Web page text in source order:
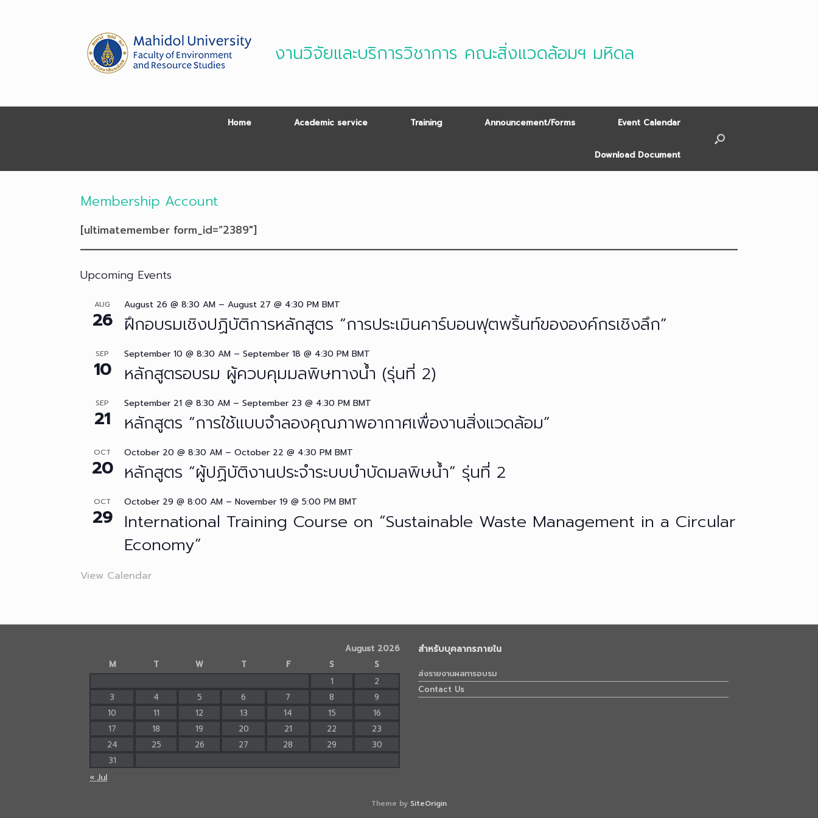
งานวิจัยและบริการวิชาการ คณะสิ่งแวดล้อมฯ มหิดล
Home Academic service Training Announcement/Forms Event Calendar
Download Document
Membership Account
[ultimatemember form_id=”2389″]
Upcoming Events
AUG
26
August 26 @ 8:30 AM – August 27 @ 4:30 PM BMT
ฝึกอบรมเชิงปฏิบัติการหลักสูตร “การประเมินคาร์บอนฟุตพริ้นท์ขององค์กรเชิงลึก”
SEP
10
September 10 @ 8:30 AM – September 18 @ 4:30 PM BMT
หลักสูตรอบรม ผู้ควบคุมมลพิษทางน้ำ (รุ่นที่ 2)
SEP
21
September 21 @ 8:30 AM – September 23 @ 4:30 PM BMT
หลักสูตร “การใช้แบบจำลองคุณภาพอากาศเพื่องานสิ่งแวดล้อม”
OCT
20
October 20 @ 8:30 AM – October 22 @ 4:30 PM BMT
หลักสูตร “ผู้ปฏิบัติงานประจำระบบบำบัดมลพิษน้ำ” รุ่นที่ 2
OCT
29
October 29 @ 8:00 AM – November 19 @ 5:00 PM BMT
International Training Course on “Sustainable Waste Management in a Circular
Economy”
View Calendar
August 2026
M
T W T F S
S
1
2
3
4 5 6 7 8
9
10
11 12 13 14 15
16
17
18 19 20 21 22
23
24
25 26 27 28 29
30
31
« Jul
สำหรับบุคลากรภายใน
ส่งรายงานผลการอบรม
Contact Us
Theme by SiteOrigin